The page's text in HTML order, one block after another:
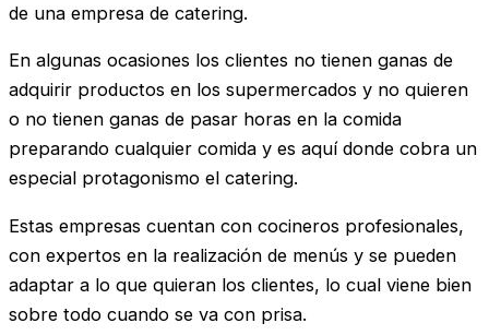
de una empresa de catering.
En algunas ocasiones los clientes no tienen ganas de
adquirir productos en los supermercados y no quieren
o no tienen ganas de pasar horas en la comida
preparando cualquier comida y es aquí donde cobra un
especial protagonismo el catering.
Estas empresas cuentan con cocineros profesionales,
con expertos en la realización de menús y se pueden
adaptar a lo que quieran los clientes, lo cual viene bien
sobre todo cuando se va con prisa.